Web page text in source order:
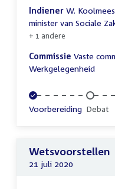
Indiener W. Koolmees
minister van Sociale
+ 1 andere
Commissie Vaste
Werkgelegenheid
Voltooid:
Voorbereiding Debat
Wetsvoorstellen
21 juli 2020